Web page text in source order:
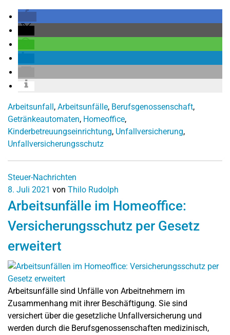
Arbeitsunfall, Arbeitsunfälle, Berufsgenossenschaft,
Getränkeautomaten, Homeoffice,
Kinderbetreuungseinrichtung, Unfallversicherung,
Unfallversicherungsschutz
Steuer-Nachrichten
8. Juli 2021 von Thilo Rudolph
Arbeitsunfälle im Homeoffice:
Versicherungsschutz per Gesetz
erweitert
Arbeitsunfälle sind Unfälle von Arbeitnehmern im
Zusammenhang mit ihrer Beschäftigung. Sie sind
versichert über die gesetzliche Unfallversicherung und
werden durch die Berufsgenossenschaften medizinisch,